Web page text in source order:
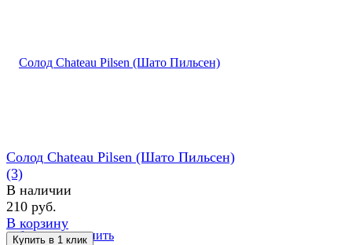
избранное сравнить
Солод Chateau Pilsen (Шато Пильсен)
(3)
В наличии
210 руб.
В корзину